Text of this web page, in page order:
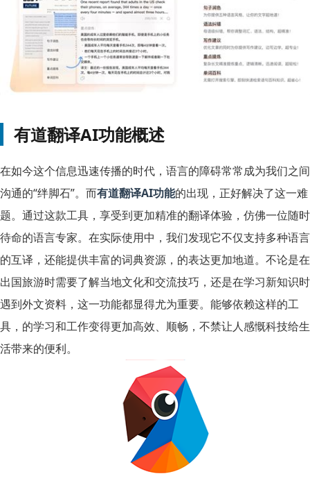
有道翻译AI功能概述
在如今这个信息迅速传播的时代，语言的障碍常常成为我们之间
沟通的“绊脚石”。而有道翻译AI功能的出现，正好解决了这一难
题。通过这款工具，享受到更加精准的翻译体验，仿佛一位随时
待命的语言专家。在实际使用中，我们发现它不仅支持多种语言
的互译，还能提供丰富的词典资源，的表达更加地道。不论是在
出国旅游时需要了解当地文化和交流技巧，还是在学习新知识时
遇到外文资料，这一功能都显得尤为重要。能够依赖这样的工
具，的学习和工作变得更加高效、顺畅，不禁让人感慨科技给生
活带来的便利。